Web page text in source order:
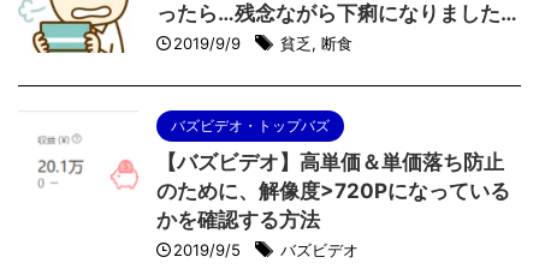
ったら…残念ながら下痢になりました…
2019/9/9 貧乏, 断食
バズビデオ・トップバズ
【バズビデオ】高単価＆単価落ち防止
のために、解像度>720Pになっている
かを確認する方法
2019/9/5 バズビデオ